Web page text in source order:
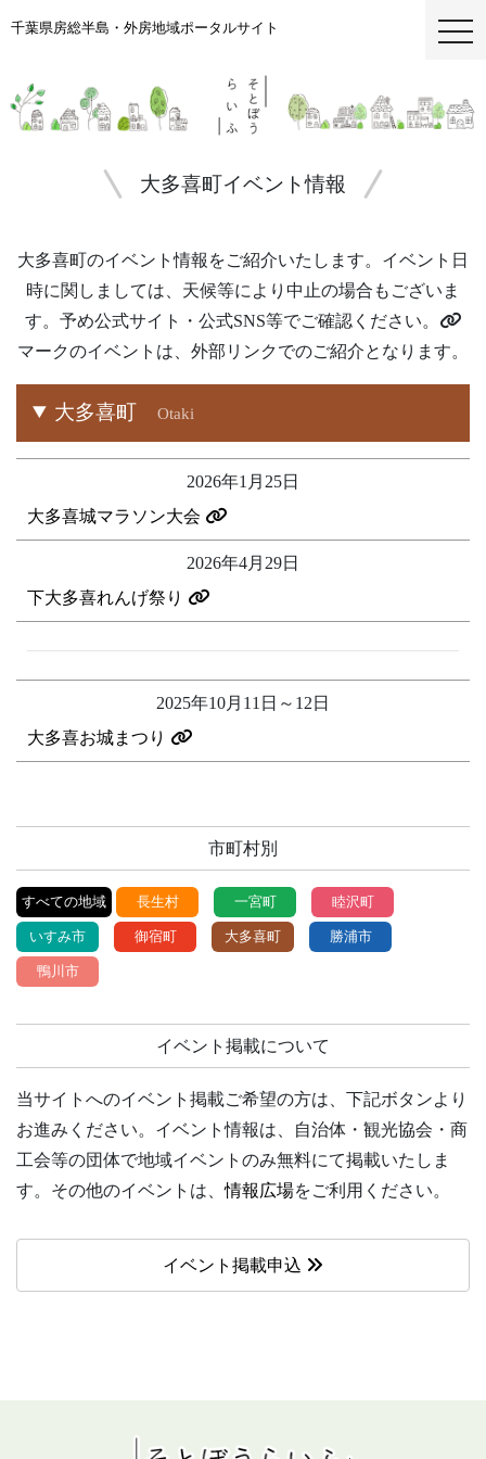
千葉県房総半島・外房地域ポータルサイト
大多喜町イベント情報
大多喜町のイベント情報をご紹介いたします。イベント日
時に関しましては、天候等により中止の場合もございま
す。 予め公式サイト・公式SNS等でご確認ください。
マークのイベントは、外部リンクでのご紹介となります。
大多喜町Otaki
2026年1月25日
大多喜城マラソン大会
2026年4月29日
下大多喜れんげ祭り
2025年10月11日～12日
大多喜お城まつり
市町村別
すべての地域 長生村 一宮町 睦沢町
いすみ市 御宿町 大多喜町 勝浦市
鴨川市
イベント掲載について
当サイトへのイベント掲載ご希望の方は、下記ボタンより
お進みください。イベント情報は、自治体・観光協会・商
工会等の団体で地域イベントのみ無料にて掲載いたしま
す。その他のイベントは、情報広場をご利用ください。
イベント掲載申込